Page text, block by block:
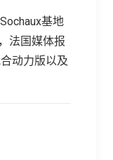
基地
法国媒体报
动力版以及